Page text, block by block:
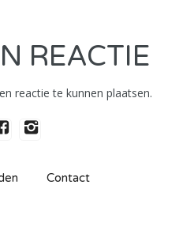
REACTIE
reactie te kunnen plaatsen.
Contact